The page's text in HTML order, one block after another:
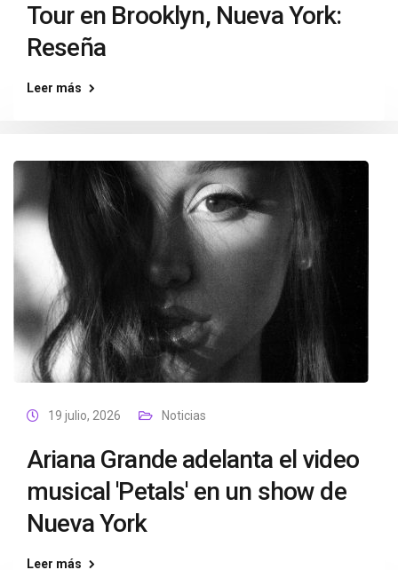
Tour en Brooklyn, Nueva York:
Reseña
Leer más
19 julio, 2026 Noticias
Ariana Grande adelanta el video
musical 'Petals' en un show de
Nueva York
Leer más